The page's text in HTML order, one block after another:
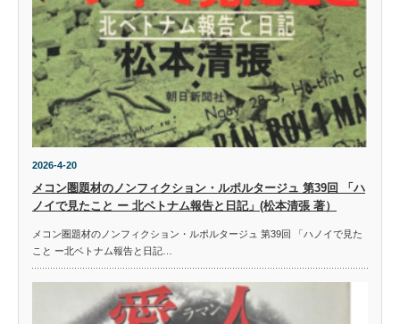
2026-4-20
メコン圏題材のノンフィクション・ルポルタージュ 第39回 「ハ
ノイで見たこと ー 北ベトナム報告と日記」(松本清張 著）
メコン圏題材のノンフィクション・ルポルタージュ 第39回 「ハノイで見た
こと ー北ベトナム報告と日記…